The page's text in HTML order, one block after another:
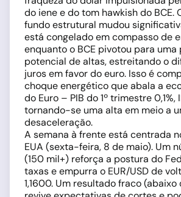
do iene e do tom hawkish do BCE.
fundo estrutural mudou
está congelado em compasso de
enquanto o BCE pivotou para uma
potencial de altas, estreitando o
juros em favor do euro. Isso é
choque energético que abala a
do Euro – PIB do 1º trimestre 0,1%,
tornando-se uma alta em meio a
desaceleração.
A semana à frente está centrada
EUA (sexta-feira, 8 de maio). Um
(150 mil+) reforça a postura do
taxas e empurra o EUR/USD de
1,1600. Um resultado fraco